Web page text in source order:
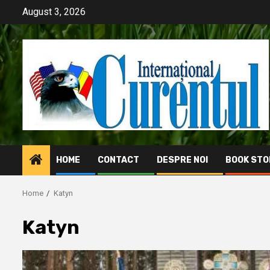
content
August 3, 2026
HOME CONTACT DESPRE NOI BOOK
Home Katyn
Katyn